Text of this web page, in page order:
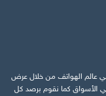
عالم الهواتف من خلال عرض
الأسواق كما نقوم برصد كل